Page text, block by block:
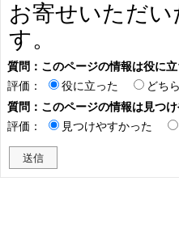
お寄せいただ
す。
質問：このページの情報は役に
評価：
役に立った どち
質問：このページの情報は見つ
評価：
見つけやすかった